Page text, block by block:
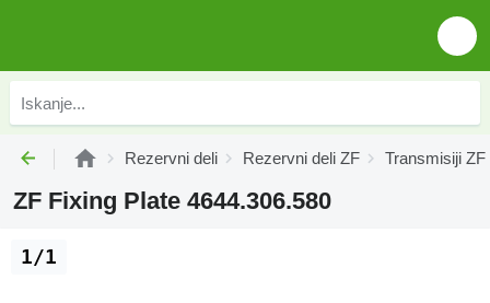
Rezervni deli Rezervni deli ZF Transmisiji ZF
ZF Fixing Plate 4644.306.580
1/1